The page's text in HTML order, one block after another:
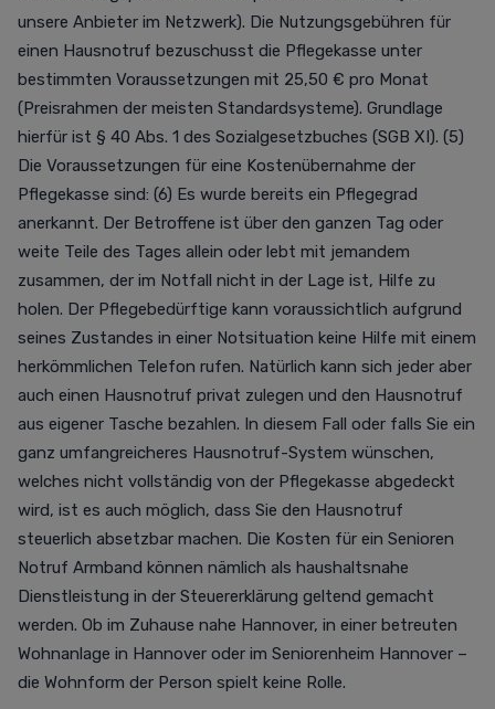
unsere Anbieter im Netzwerk). Die Nutzungsgebühren für
einen Hausnotruf bezuschusst die Pflegekasse unter
bestimmten Voraussetzungen mit 25,50 € pro Monat
(Preisrahmen der meisten Standardsysteme). Grundlage
hierfür ist § 40 Abs. 1 des Sozialgesetzbuches (SGB XI). (5)
Die Voraussetzungen für eine Kostenübernahme der
Pflegekasse sind: (6) Es wurde bereits ein Pflegegrad
anerkannt. Der Betroffene ist über den ganzen Tag oder
weite Teile des Tages allein oder lebt mit jemandem
zusammen, der im Notfall nicht in der Lage ist, Hilfe zu
holen. Der Pflegebedürftige kann voraussichtlich aufgrund
seines Zustandes in einer Notsituation keine Hilfe mit einem
herkömmlichen Telefon rufen. Natürlich kann sich jeder aber
auch einen Hausnotruf privat zulegen und den Hausnotruf
aus eigener Tasche bezahlen. In diesem Fall oder falls Sie ein
ganz umfangreicheres Hausnotruf-System wünschen,
welches nicht vollständig von der Pflegekasse abgedeckt
wird, ist es auch möglich, dass Sie den Hausnotruf
steuerlich absetzbar machen. Die Kosten für ein Senioren
Notruf Armband können nämlich als haushaltsnahe
Dienstleistung in der Steuererklärung geltend gemacht
werden. Ob im Zuhause nahe Hannover, in einer betreuten
Wohnanlage in Hannover oder im Seniorenheim Hannover –
die Wohnform der Person spielt keine Rolle.